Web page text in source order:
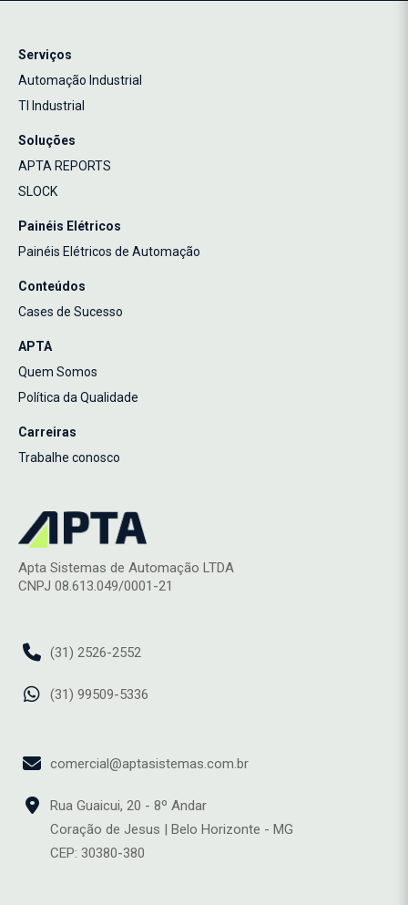
Serviços
Automação Industrial
TI Industrial
Soluções
APTA REPORTS
SLOCK
Painéis Elétricos
Painéis Elétricos de Automação
Conteúdos
Cases de Sucesso
APTA
Quem Somos
Política da Qualidade
Carreiras
Trabalhe conosco
Apta Sistemas de Automação LTDA
CNPJ 08.613.049/0001-21
(31) 2526-2552
(31) 99509-5336
comercial@aptasistemas.com.br
Rua Guaicui, 20 - 8º Andar
Coração de Jesus | Belo Horizonte - MG
CEP: 30380-380